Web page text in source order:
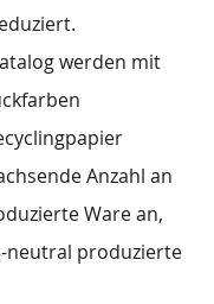
werden mit
Anzahl an
Ware an,
neutral produzierte